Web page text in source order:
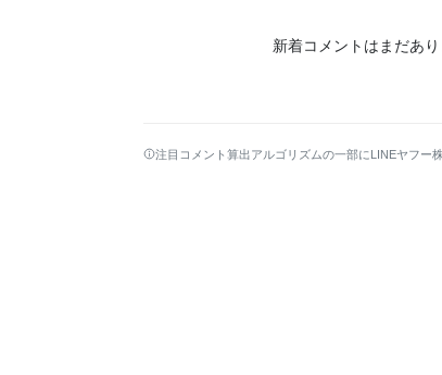
新着コメントはまだあり
注目コメント算出アルゴリズムの一部にLINEヤフー